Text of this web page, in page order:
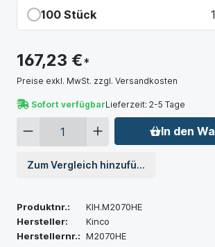
100 Stück
167,23 €*
Preise exkl. MwSt. zzgl. Versandkosten
Sofort verfügbarLieferzeit: 2-5 Tage
In den
Zum Vergleich hinzufügen
Produktnr.:
KIH.M2070HE
Hersteller:
Kinco
Herstellernr.: M2070HE